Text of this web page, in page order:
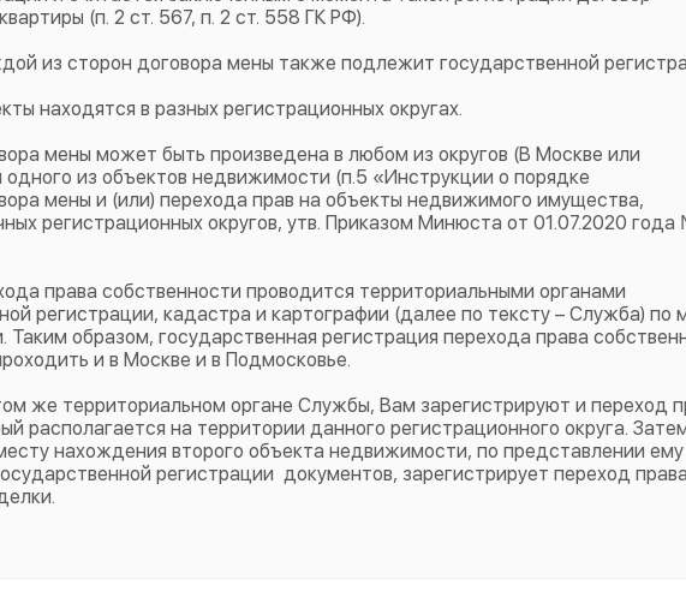
(п. 2 ст. 567, п. 2 ст. 558 ГК РФ).
из сторон договора мены также подлежит государственной
находятся в разных регистрационных округах.
мены может быть произведена в любом из округов (В Москве или
из объектов недвижимости (п.5 «Инструкции о порядке
мены и (или) перехода прав на объекты недвижимого имущества,
регистрационных округов, утв. Приказом Минюста от 01.07.2020
права собственности проводится территориальными органами
регистрации, кадастра и картографии (далее по тексту – Служба) по
образом, государственная регистрация перехода права
и в Москве и в Подмосковье.
же территориальном органе Службы, Вам зарегистрируют и переход
располагается на территории данного регистрационного округа.
нахождения второго объекта недвижимости, по представлении ему
регистрации документов, зарегистрирует переход права